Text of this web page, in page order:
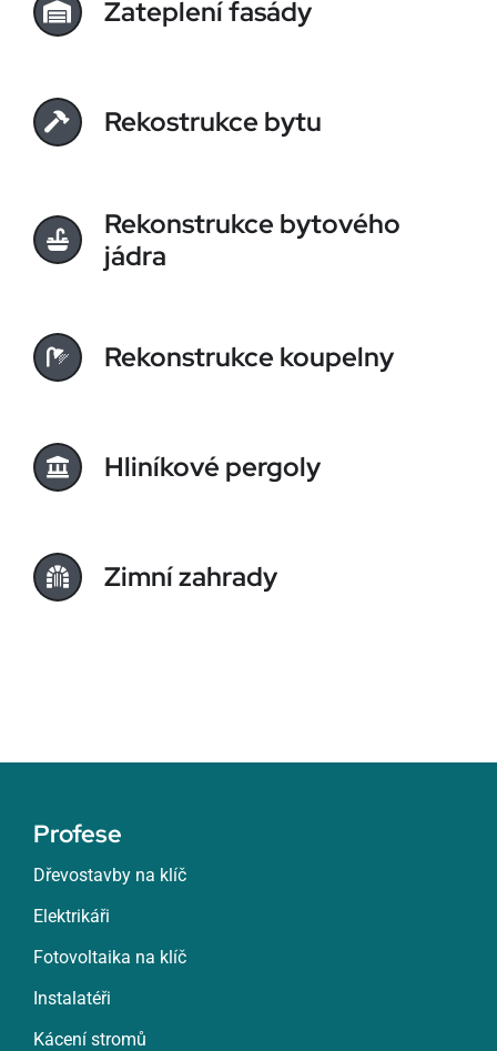
Zateplení fasády
Rekostrukce bytu
Rekonstrukce bytového
jádra
Rekonstrukce koupelny
Hliníkové pergoly
Zimní zahrady
Profese
Dřevostavby na klíč
Elektrikáři
Fotovoltaika na klíč
Instalatéři
Kácení stromů